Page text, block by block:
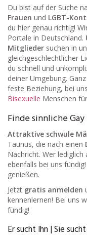
Du bist auf der Suche
Frauen und LGBT-
du hier genau richtig!
Portale in Deutschland.
Mitglieder suchen in
gleichgeschlechtlicher
du schnell und
deiner Umgebung.
feste Beziehung, bei
Bisexuelle Menschen
Finde sinnliche
Attraktive schwule
Taunus, die nach einen
Nachricht. Wer
ebenfalls bei uns
genießen.
Jetzt gratis anmelden
kennenlernen! Bei uns
fündig!
Er sucht Ihn | Sie